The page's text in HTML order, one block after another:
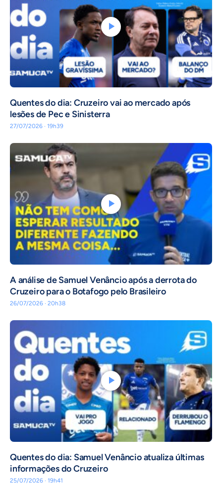
Quentes do dia: Cruzeiro vai ao mercado após
lesões de Pec e Sinisterra
27/07/2026 · 19h39
A análise de Samuel Venâncio após a derrota do
Cruzeiro para o Botafogo pelo Brasileiro
26/07/2026 · 20h38
Quentes do dia: Samuel Venâncio atualiza últimas
informações do Cruzeiro
25/07/2026 · 19h41